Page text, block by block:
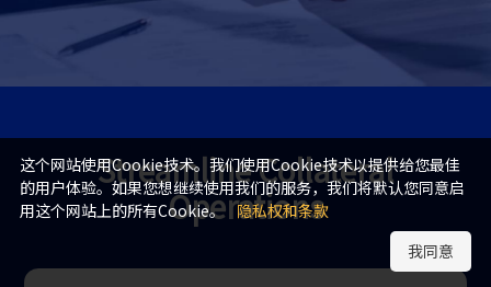
Streamline Collateral
Operations
这个网站使用Cookie技术。我们使用Cookie技术以提供给您最佳
的用户体验。如果您想继续使用我们的服务，我们将默认您同意启
用这个网站上的所有Cookie。 隐私权和条款
我同意